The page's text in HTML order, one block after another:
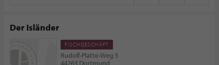
Der Isländer
FISCHGESCHÄFT
Rudolf-Platte-Weg 5
44263 Dortmund